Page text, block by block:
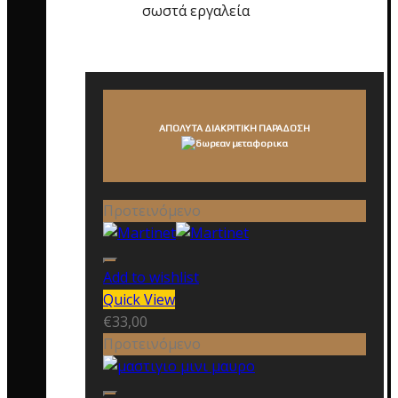
σωστά εργαλεία
ΑΠΟΛΥΤΑ ΔΙΑΚΡΙΤΙΚΗ ΠΑΡΑΔΟΣΗ
Προτεινόμενο
Add to wishlist
Quick View
€33,00
Προτεινόμενο